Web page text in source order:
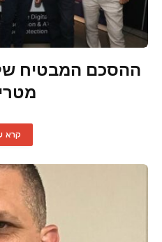
ההסכם המבטיח
קרא